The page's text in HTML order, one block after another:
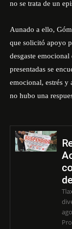
no se trata de un
Aunado a ello,
que solicitó apoyo
desgaste
presentadas se
emocional, estrés y
no hubo una